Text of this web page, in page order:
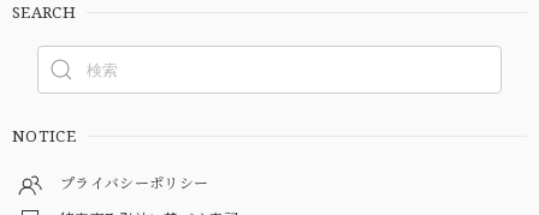
SEARCH
NOTICE
プライバシーポリシー